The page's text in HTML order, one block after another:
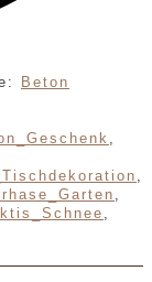
Beton
,
,
,
,